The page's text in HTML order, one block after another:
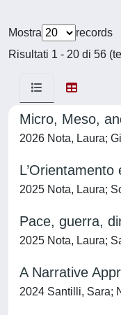
Mostra
records
Risultati 1 - 20 di 56
Micro, Meso,
2026 Nota, Laura;
2025 Nota, Laura;
Pace, guerra,
2025 Nota, Laura;
A Narrative
2024 Santilli, Sara;